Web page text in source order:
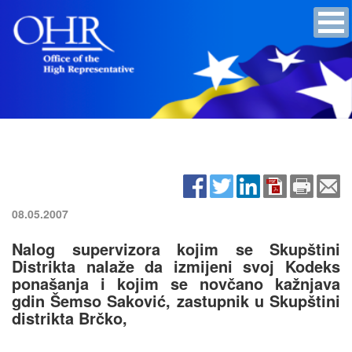
08.05.2007
Nalog supervizora kojim se Skupštini
Distrikta nalaže da izmijeni svoj Kodeks
ponašanja i kojim se novčano kažnjava
gdin Šemso Saković, zastupnik u Skupštini
distrikta Brčko,